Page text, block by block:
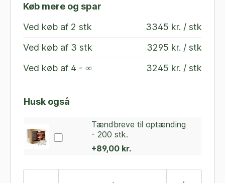
Køb mere og spar
Ved køb af 2 stk
3345 kr. / stk
Ved køb af 3 stk
3295 kr. / stk
Ved køb af 4 - ∞ 3245 kr. / stk
Husk også
Tændbreve til optænding
- 200 stk.
+89,00 kr.